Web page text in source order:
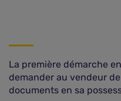
La première démarche
demander au vendeur
documents en sa